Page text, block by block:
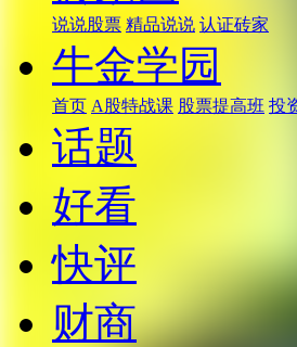
说说股票 精品说说 认证砖家
牛金学园
首页 A股特战课 股票提高班 投
话题
好看
快评
财商